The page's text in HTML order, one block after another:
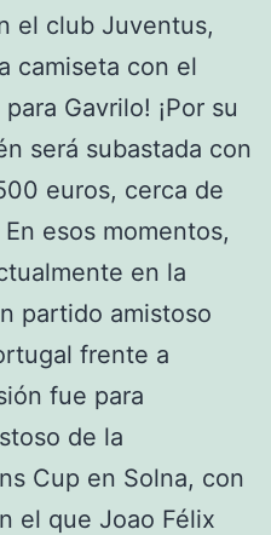
el club Juventus,
camiseta con el
Gavrilo! ¡Por su
será subastada con
euros, cerca de
esos momentos,
en la
partido amistoso
frente a
fue para
de la
Cup en Solna, con
el que Joao Félix